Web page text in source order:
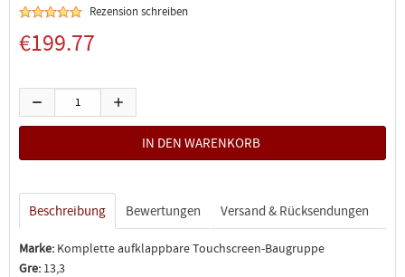
Rezension schreiben
€199.77
Beschreibung Bewertungen Versand & Rücksendungen
Marke: Komplette aufklappbare Touchscreen-Baugruppe
Gre: 13,3